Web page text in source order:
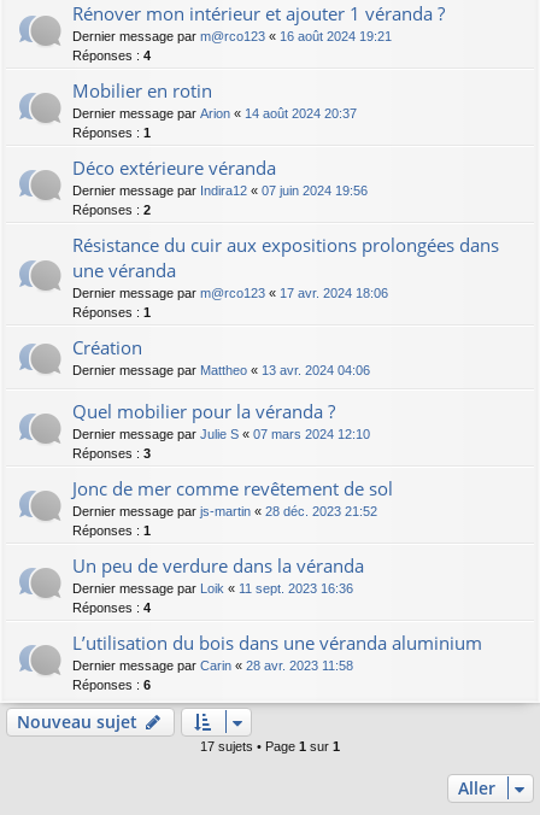
Rénover mon intérieur et ajouter 1 véranda ?
Dernier message par m@rco123 « 16 août 2024 19:21
Réponses : 4
Mobilier en rotin
Dernier message par Arion « 14 août 2024 20:37
Réponses : 1
Déco extérieure véranda
Dernier message par Indira12 « 07 juin 2024 19:56
Réponses : 2
Résistance du cuir aux expositions prolongées dans
une véranda
Dernier message par m@rco123 « 17 avr. 2024 18:06
Réponses : 1
Création
Dernier message par Mattheo « 13 avr. 2024 04:06
Quel mobilier pour la véranda ?
Dernier message par Julie S « 07 mars 2024 12:10
Réponses : 3
Jonc de mer comme revêtement de sol
Dernier message par js-martin « 28 déc. 2023 21:52
Réponses : 1
Un peu de verdure dans la véranda
Dernier message par Loik « 11 sept. 2023 16:36
Réponses : 4
L’utilisation du bois dans une véranda aluminium
Dernier message par Carin « 28 avr. 2023 11:58
Réponses : 6
Nouveau sujet
17 sujets • Page 1 sur 1
Aller